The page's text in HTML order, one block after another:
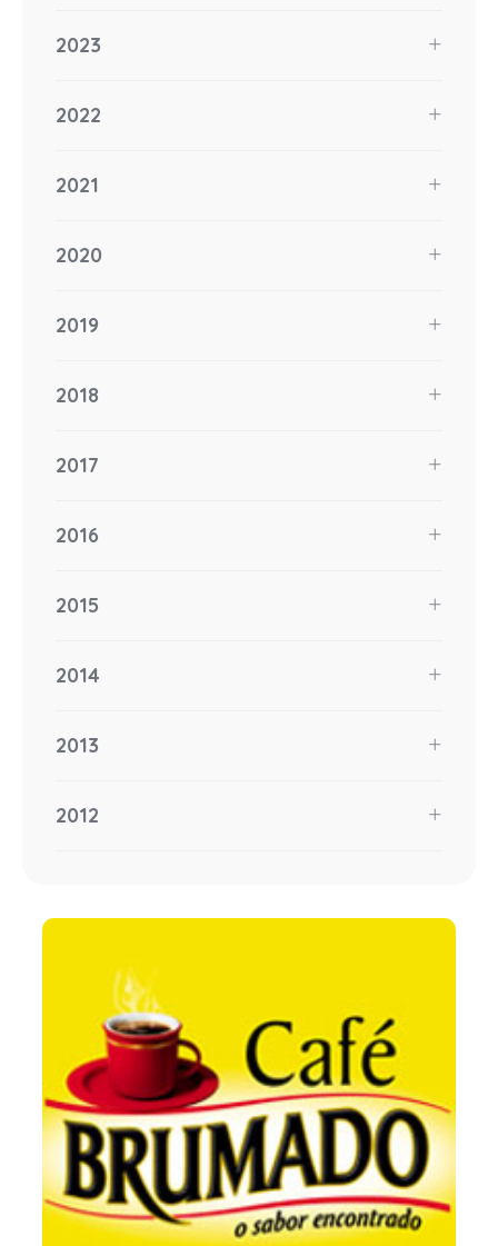
2023
2022
2021
2020
2019
2018
2017
2016
2015
2014
2013
2012